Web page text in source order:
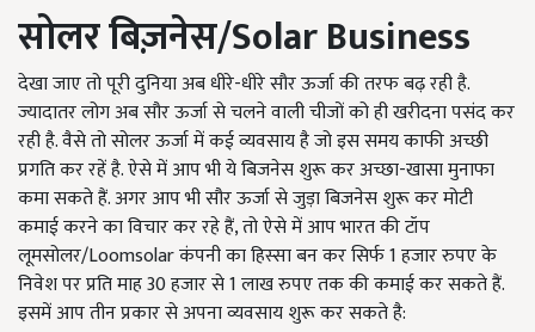
सोलर बिज़नेस/Solar Business
देखा जाए तो पूरी दुनिया अब धीरे-धीरे सौर ऊर्जा की तरफ बढ़ रही है.
ज्यादातर लोग अब सौर ऊर्जा से चलने वाली चीजों को ही खरीदना पसंद कर
रही है. वैसे तो सोलर ऊर्जा में कई व्यवसाय है जो इस समय काफी अच्छी
प्रगति कर रहें है. ऐसे में आप भी ये बिजनेस शुरू कर अच्छा-खासा मुनाफा
कमा सकते हैं. अगर आप भी सौर ऊर्जा से जुड़ा बिजनेस शुरू कर मोटी
कमाई करने का विचार कर रहे हैं, तो ऐसे में आप भारत की टॉप
लूमसोलर/Loomsolar कंपनी का हिस्सा बन कर सिर्फ 1 हजार रुपए के
निवेश पर प्रति माह 30 हजार से 1 लाख रुपए तक की कमाई कर सकते हैं.
इसमें आप तीन प्रकार से अपना व्यवसाय शुरू कर सकते है: